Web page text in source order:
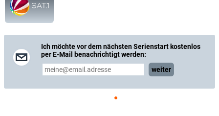
Ich möchte vor dem nächsten Serienstart kostenlos
per E-Mail benachrichtigt werden:
weiter